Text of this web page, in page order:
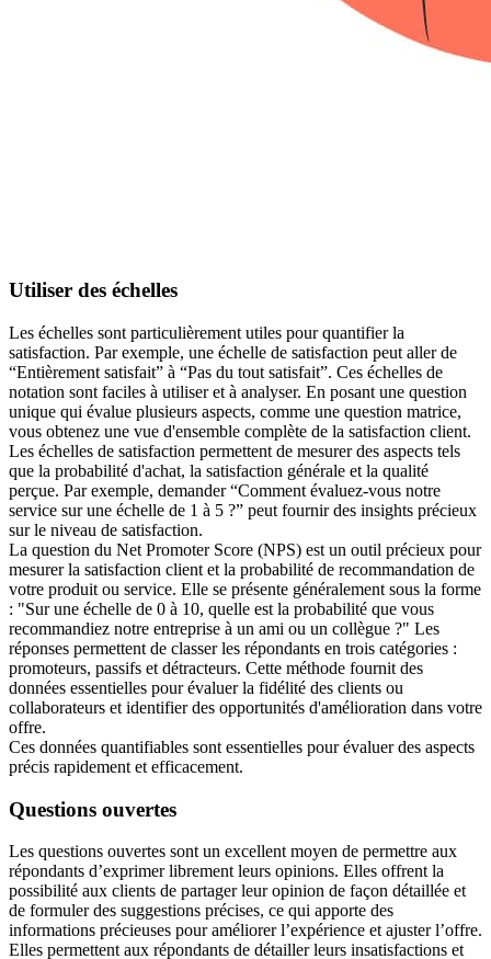
Utiliser des échelles
Les échelles sont particulièrement utiles pour quantifier la
satisfaction. Par exemple, une échelle de satisfaction peut aller de
“Entièrement satisfait” à “Pas du tout satisfait”. Ces échelles de
notation sont faciles à utiliser et à analyser. En posant une question
unique qui évalue plusieurs aspects, comme une question matrice,
vous obtenez une vue d'ensemble complète de la satisfaction client.
Les échelles de satisfaction permettent de mesurer des aspects tels
que la probabilité d'achat, la satisfaction générale et la qualité
perçue. Par exemple, demander “Comment évaluez-vous notre
service sur une échelle de 1 à 5 ?” peut fournir des insights précieux
sur le niveau de satisfaction.
La question du Net Promoter Score (NPS) est un outil précieux pour
mesurer la satisfaction client et la probabilité de recommandation de
votre produit ou service. Elle se présente généralement sous la forme
: "Sur une échelle de 0 à 10, quelle est la probabilité que vous
recommandiez notre entreprise à un ami ou un collègue ?" Les
réponses permettent de classer les répondants en trois catégories :
promoteurs, passifs et détracteurs. Cette méthode fournit des
données essentielles pour évaluer la fidélité des clients ou
collaborateurs et identifier des opportunités d'amélioration dans votre
offre.
Ces données quantifiables sont essentielles pour évaluer des aspects
précis rapidement et efficacement.
Questions ouvertes
Les questions ouvertes sont un excellent moyen de permettre aux
répondants d’exprimer librement leurs opinions. Elles offrent la
possibilité aux clients de partager leur opinion de façon détaillée et
de formuler des suggestions précises, ce qui apporte des
informations précieuses pour améliorer l’expérience et ajuster l’offre.
Elles permettent aux répondants de détailler leurs insatisfactions et